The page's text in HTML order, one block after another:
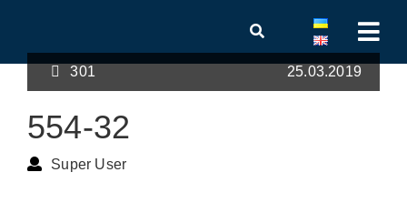
301 25.03.2019
554-32
Super User